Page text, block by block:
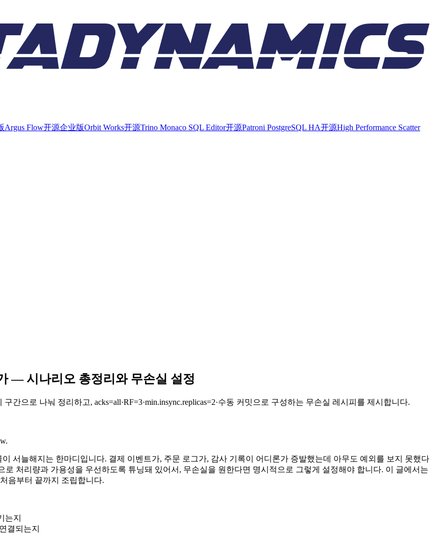
Argus Flow开源企业版Orbit Works开源Trino Monaco SQL Editor开源Patroni PostgreSQL HA开源High Performance Scatter
— 시나리오 총정리와 무손실 설정
간으로 나눠 정리하고, acks=all·RF=3·min.insync.replicas=2·수동 커밋으로 구성하는 무손실 레시피를 제시합니다.
서늘해지는 한마디입니다. 결제 이벤트가, 주문 로그가, 감사 기록이 어디론가 증발했는데 아무도 예외를 보지 못했다
로 처리량과 가용성을 우선하도록 튜닝돼 있어서, 무손실을 원한다면 명시적으로 그렇게 설정해야 합니다. 이 글에서는
음부터 끝까지 조립합니다.
는지
결되는지